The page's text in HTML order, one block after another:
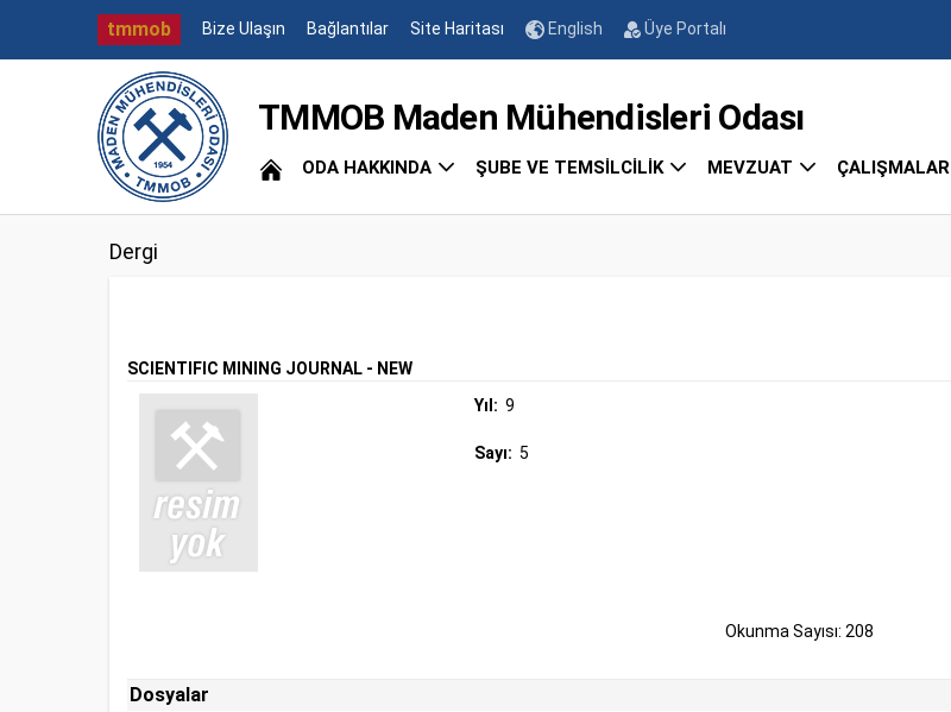
tmmob Bize Ulaşın Bağlantılar Site Haritası English Üye Portalı
TMMOB Maden Mühendisleri Odası
ODA HAKKINDA ŞUBE VE TEMSİLCİLİK MEVZUAT ÇALIŞMALAR
Dergi
SCIENTIFIC MINING JOURNAL - NEW
Yıl: 9
Sayı: 5
Okunma Sayısı: 208
Dosyalar